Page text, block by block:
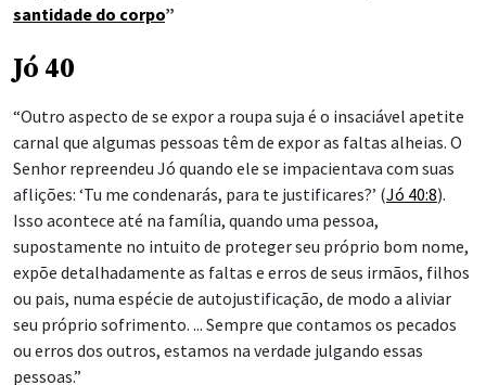
santidade do corpo”
Jó 40
“Outro aspecto de se expor a roupa suja é o insaciável apetite
carnal que algumas pessoas têm de expor as faltas alheias. O
Senhor repreendeu Jó quando ele se impacientava com suas
aflições: ‘Tu me condenarás, para te justificares?’ (Jó 40:8).
Isso acontece até na família, quando uma pessoa,
supostamente no intuito de proteger seu próprio bom nome,
expõe detalhadamente as faltas e erros de seus irmãos, filhos
ou pais, numa espécie de autojustificação, de modo a aliviar
seu próprio sofrimento. ... Sempre que contamos os pecados
ou erros dos outros, estamos na verdade julgando essas
pessoas.”